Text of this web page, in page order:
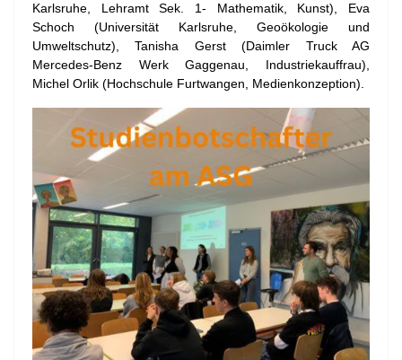
Karlsruhe, Lehramt Sek. 1- Mathematik, Kunst), Eva
Schoch (Universität Karlsruhe, Geoökologie und
Umweltschutz), Tanisha Gerst (Daimler Truck AG
Mercedes-Benz Werk Gaggenau, Industriekauffrau),
Michel Orlik (Hochschule Furtwangen, Medienkonzeption).